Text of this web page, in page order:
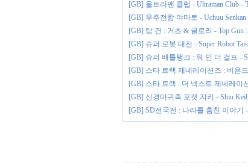
[GB] 울트라맨 클럽 - Ultraman Club -
[GB] 우주전함 야마토 - Uchuu
[GB] 탑 건 : 거츠 & 글로리 - Top Gun
[GB] 슈퍼 로봇 대전 - Super Robot
[GB] 슈퍼 배틀탱크 : 워 인 더 걸프 -
[GB] 스타 트랙 제네레이션즈 : 비욘드
[GB] 스타 트랙 : 더 넥스트 제네레이
[GB] 신경마귀족 포켓 쟈키 - Shin
[GB] SD전국전 : 나라를 훔친 이야기